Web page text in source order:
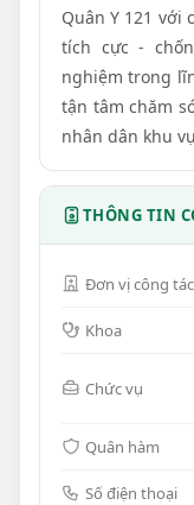
Quân Y 121 với
tích cực -
nghiệm trong
tận tâm chăm
nhân dân khu
THÔNG TIN
Đơn vị công tác
Khoa
Chức vụ
Quân hàm
Số điện thoại